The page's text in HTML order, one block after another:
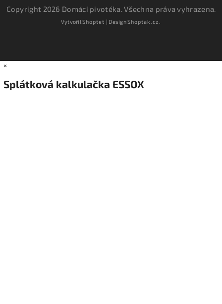
Copyright 2026 Domácí pivotéka. Všechna práva vyhrazena.
VytvořilShoptet | DesignShoptak.cz.
×
Splátková kalkulačka ESSOX